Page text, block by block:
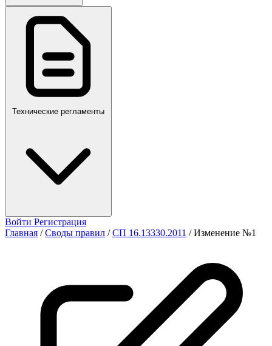
ПР,Р,ПМГ,РМГ
Технические регламенты
Войти Регистрация
Главная / Своды правил / СП 16.13330.2011 / Изменение №1